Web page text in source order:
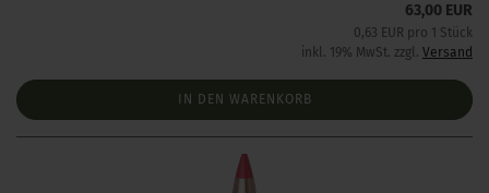
63,00 EUR
0,63 EUR pro 1 Stück
inkl. 19% MwSt. zzgl. Versand
IN DEN WARENKORB